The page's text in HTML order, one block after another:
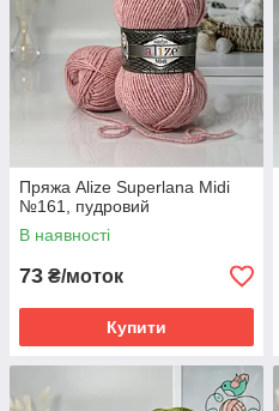
Пряжа Alize Superlana Midi
№161, пудровий
В наявності
73 ₴/моток
Купити